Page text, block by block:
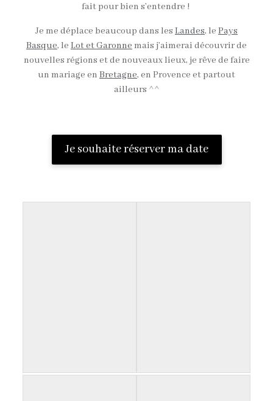
fait pour bien s’entendre !
Je me déplace beaucoup dans les Landes, le Pays
Basque, le Lot et Garonne mais j’aimerai découvrir de
nouvelles régions et de nouveaux lieux, je rêve de faire
un mariage en Bretagne, en Provence et partout
ailleurs ^^
Je souhaite réserver ma date